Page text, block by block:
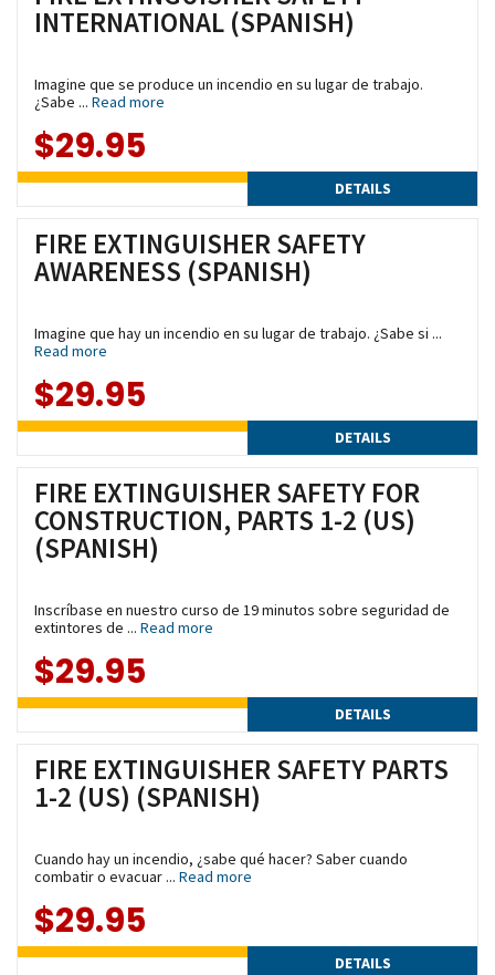
INTERNATIONAL (SPANISH)
Imagine que se produce un incendio en su lugar de trabajo.
¿Sabe ... Read more
$29.95
DETAILS
FIRE EXTINGUISHER SAFETY
AWARENESS (SPANISH)
Imagine que hay un incendio en su lugar de trabajo. ¿Sabe si ...
Read more
$29.95
DETAILS
FIRE EXTINGUISHER SAFETY FOR
CONSTRUCTION, PARTS 1-2 (US)
(SPANISH)
Inscríbase en nuestro curso de 19 minutos sobre seguridad de
extintores de ... Read more
$29.95
DETAILS
FIRE EXTINGUISHER SAFETY PARTS
1-2 (US) (SPANISH)
Cuando hay un incendio, ¿sabe qué hacer? Saber cuando
combatir o evacuar ... Read more
$29.95
DETAILS